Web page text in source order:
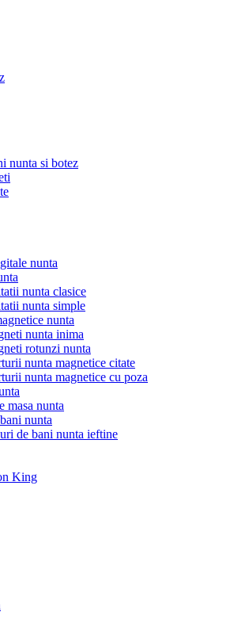
nunta si botez
nunta
nunta clasice
nunta simple
nunta
nunta inima
rotunzi nunta
nunta magnetice citate
nunta magnetice cu poza
masa nunta
nunta
de bani nunta ieftine
King